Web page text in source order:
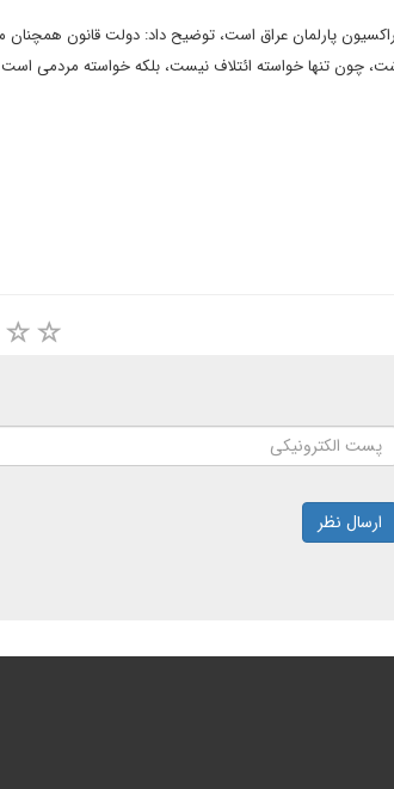
پارلمان عراق است، توضیح داد: دولت قانون همچنان
چون تنها خواسته ائتلاف نیست، بلکه خواسته مردمی
ارسال نظر